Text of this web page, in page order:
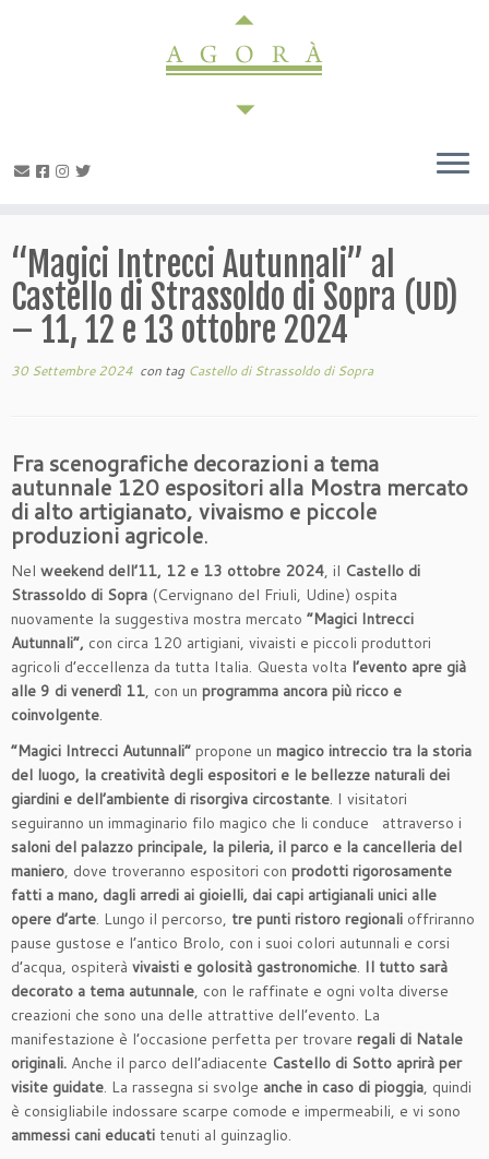
“Magici Intrecci Autunnali” al
Castello di Strassoldo di Sopra (UD)
– 11, 12 e 13 ottobre 2024
30 Settembre 2024 con tag Castello di Strassoldo di Sopra
Fra scenografiche decorazioni a tema
autunnale 120 espositori alla Mostra mercato
di alto artigianato, vivaismo e piccole
produzioni agricole.
Nel weekend dell’11, 12 e 13 ottobre 2024, il Castello di
Strassoldo di Sopra (Cervignano del Friuli, Udine) ospita
nuovamente la suggestiva mostra mercato “Magici Intrecci
Autunnali”, con circa 120 artigiani, vivaisti e piccoli produttori
agricoli d’eccellenza da tutta Italia. Questa volta l’evento apre già
alle 9 di venerdì 11, con un programma ancora più ricco e
coinvolgente.
“Magici Intrecci Autunnali” propone un magico intreccio tra la storia
del luogo, la creatività degli espositori e le bellezze naturali dei
giardini e dell’ambiente di risorgiva circostante. I visitatori
seguiranno un immaginario filo magico che li conduce attraverso i
saloni del palazzo principale, la pileria, il parco e la cancelleria del
maniero, dove troveranno espositori con prodotti rigorosamente
fatti a mano, dagli arredi ai gioielli, dai capi artigianali unici alle
opere d’arte. Lungo il percorso, tre punti ristoro regionali offriranno
pause gustose e l’antico Brolo, con i suoi colori autunnali e corsi
d’acqua, ospiterà vivaisti e golosità gastronomiche. Il tutto sarà
decorato a tema autunnale, con le raffinate e ogni volta diverse
creazioni che sono una delle attrattive dell’evento. La
manifestazione è l’occasione perfetta per trovare regali di Natale
originali. Anche il parco dell’adiacente Castello di Sotto aprirà per
visite guidate. La rassegna si svolge anche in caso di pioggia, quindi
è consigliabile indossare scarpe comode e impermeabili, e vi sono
ammessi cani educati tenuti al guinzaglio.